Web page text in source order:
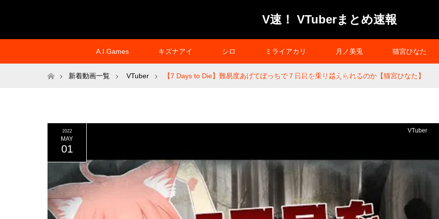
V速！ VTuberまとめ速報
A.I.Games キズナアイ シロ ミライアカリ 月ノ美兎 猫宮ひなた
プライバシーポリシー
ホーム新着動画一覧 VTuber 【7 Days to Die】難易度あげてぼっちで７日目を乗り越えられるのか【猫宮ひなた】
2022
MAY
01
VTuber